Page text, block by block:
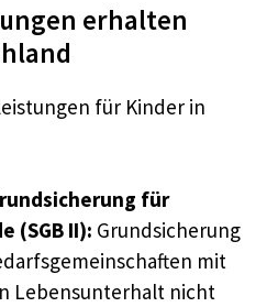
erhalten
für Kinder in
für
(SGB II): Grundsicherung
mit
Lebensunterhalt nicht